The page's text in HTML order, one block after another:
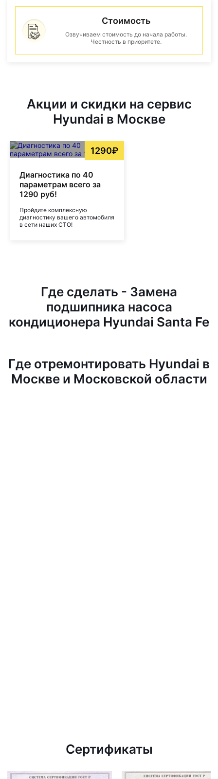
Стоимость
Озвучиваем стоимость до начала работы.
Честность в приоритете.
Акции и скидки на сервис
Hyundai в Москве
1290₽
Диагностика по 40
параметрам всего за
1290 руб!
Пройдите комплексную
диагностику вашего автомобиля
в сети наших СТО!
Где сделать - Замена
подшипника насоса
кондиционера Hyundai Santa Fe
Где отремонтировать Hyundai в
Москве и Московской области
Сертификаты